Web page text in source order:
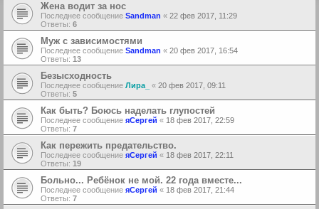
Жена водит за нос
Последнее сообщение Sandman « 22 фев 2017, 11:29
Ответы: 6
Муж с зависимостями
Последнее сообщение Sandman « 20 фев 2017, 16:54
Ответы: 13
Безысходность
Последнее сообщение Лира_ « 20 фев 2017, 09:11
Ответы: 5
Как быть? Боюсь наделать глупостей
Последнее сообщение яСергей « 18 фев 2017, 22:59
Ответы: 7
Как пережить предательство.
Последнее сообщение яСергей « 18 фев 2017, 22:11
Ответы: 19
Больно... Ребёнок не мой. 22 года вместе...
Последнее сообщение яСергей « 18 фев 2017, 21:44
Ответы: 7